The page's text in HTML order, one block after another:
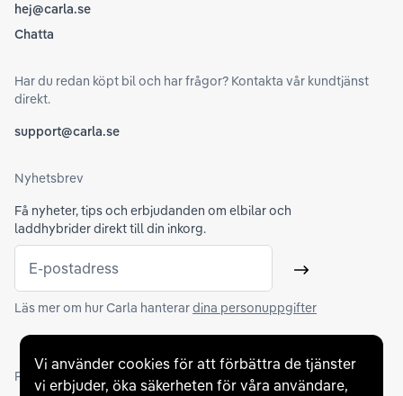
Vi använder cookies för att förbättra de tjänster
vi erbjuder, öka säkerheten för våra användare,
hej@carla.se
Chatta
Har du redan köpt bil och har frågor? Kontakta vår kundtjänst
direkt.
support@carla.se
Nyhetsbrev
Få nyheter, tips och erbjudanden om elbilar och
laddhybrider direkt till din inkorg.
E-postadress Skicka
Läs mer om hur Carla hanterardina personuppgifter
Partners och betallösningar